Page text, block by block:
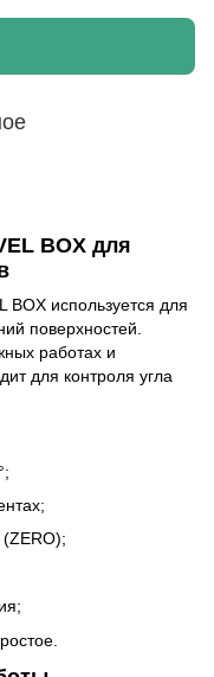
BOX для
BOX используется для
поверхностей.
работах и
для контроля угла